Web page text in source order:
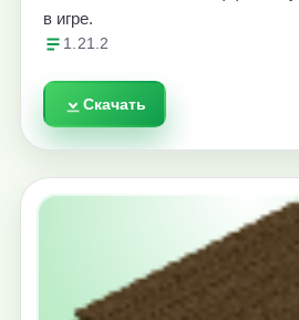
в игре.
1.21.2
Скачать